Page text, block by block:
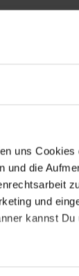
uns
und die
und
kannst